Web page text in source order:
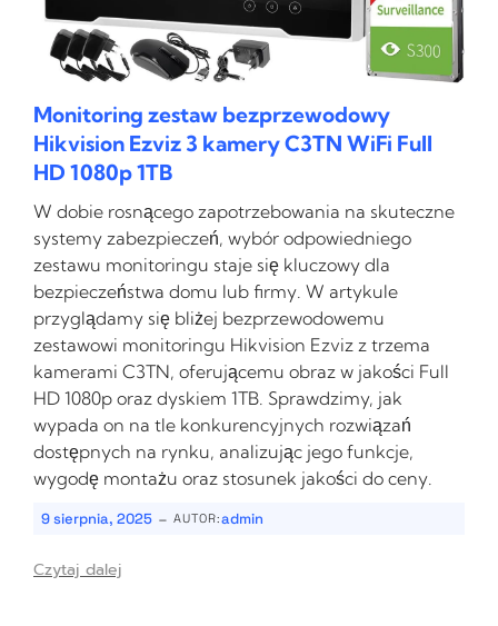
Monitoring zestaw bezprzewodowy
Hikvision Ezviz 3 kamery C3TN WiFi Full
HD 1080p 1TB
W dobie rosnącego zapotrzebowania na skuteczne
systemy zabezpieczeń, wybór odpowiedniego
zestawu monitoringu staje się kluczowy dla
bezpieczeństwa domu lub firmy. W artykule
przyglądamy się bliżej bezprzewodowemu
zestawowi monitoringu Hikvision Ezviz z trzema
kamerami C3TN, oferującemu obraz w jakości Full
HD 1080p oraz dyskiem 1TB. Sprawdzimy, jak
wypada on na tle konkurencyjnych rozwiązań
dostępnych na rynku, analizując jego funkcje,
wygodę montażu oraz stosunek jakości do ceny.
9 sierpnia, 2025 - AUTOR:admin
Czytaj dalej